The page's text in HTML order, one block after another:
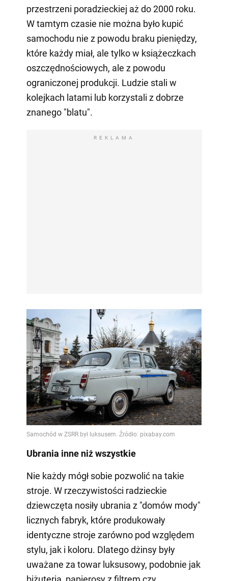
przestrzeni poradzieckiej aż do 2000 roku.
W tamtym czasie nie można było kupić
samochodu nie z powodu braku pieniędzy,
które każdy miał, ale tylko w książeczkach
oszczędnościowych, ale z powodu
ograniczonej produkcji. Ludzie stali w
kolejkach latami lub korzystali z dobrze
znanego "blatu".
REKLAMA
Ubrania inne niż wszystkie
Nie każdy mógł sobie pozwolić na takie
stroje. W rzeczywistości radzieckie
dziewczęta nosiły ubrania z "domów mody"
licznych fabryk, które produkowały
identyczne stroje zarówno pod względem
stylu, jak i koloru. Dlatego dżinsy były
uważane za towar luksusowy, podobnie jak